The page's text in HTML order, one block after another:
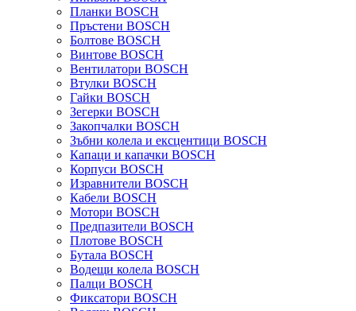
Планки BOSCH
Пръстени BOSCH
Болтове BOSCH
Винтове BOSCH
Вентилатори BOSCH
Втулки BOSCH
Гайки BOSCH
Зегерки BOSCH
Закопчалки BOSCH
Зъбни колела и ексцентици BOSCH
Капаци и капачки BOSCH
Корпуси BOSCH
Изравнители BOSCH
Кабели BOSCH
Мотори BOSCH
Предпазители BOSCH
Плотове BOSCH
Бутала BOSCH
Водещи колела BOSCH
Палци BOSCH
Фиксатори BOSCH